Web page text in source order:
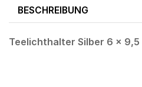
BESCHREIBUNG
Teelichthalter Silber 6 x 9,5